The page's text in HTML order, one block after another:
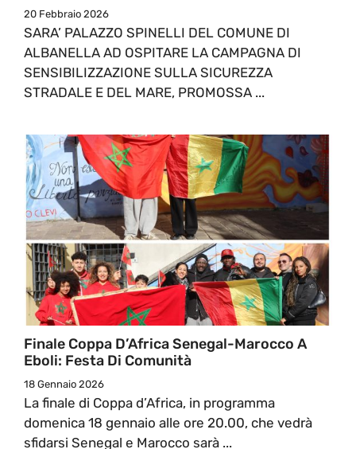
20 Febbraio 2026
SARA’ PALAZZO SPINELLI DEL COMUNE DI
ALBANELLA AD OSPITARE LA CAMPAGNA DI
SENSIBILIZZAZIONE SULLA SICUREZZA
STRADALE E DEL MARE, PROMOSSA ...
Finale Coppa D’Africa Senegal-Marocco A
Eboli: Festa Di Comunità
18 Gennaio 2026
La finale di Coppa d’Africa, in programma
domenica 18 gennaio alle ore 20.00, che vedrà
sfidarsi Senegal e Marocco sarà ...